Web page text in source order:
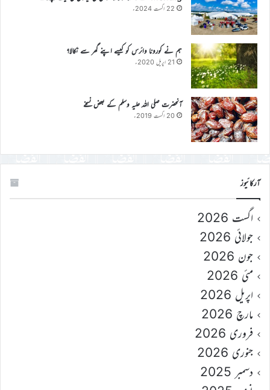
22 اگست 2024ء
ہم نے کورونا وائرس کو کیسے اپنے گھر سے نکالا؟
21 اپریل 2020ء
آنحضرت صلی اللہ علیہ وسلم کے بعض نسخے
20 اگست 2019ء
آرکائیوز
اگست 2026
جولائی 2026
جون 2026
مئی 2026
اپریل 2026
مارچ 2026
فروری 2026
جنوری 2026
دسمبر 2025